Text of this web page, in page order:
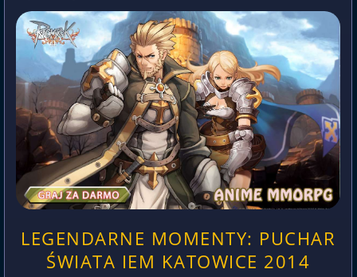
LEGENDARNE MOMENTY: PUCHAR
ŚWIATA IEM KATOWICE 2014